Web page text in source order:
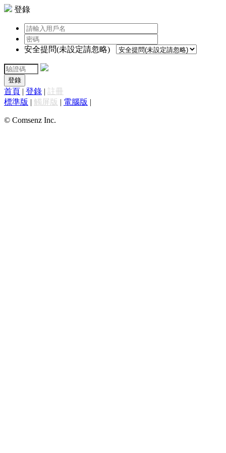
登錄
安全提問(未設定請忽略)
登錄
首頁 | 登錄 | 註冊
標準版 | 觸屏版 | 電腦版 |
© Comsenz Inc.